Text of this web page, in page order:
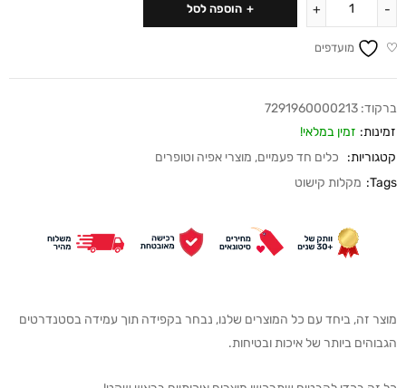
הוספה לסל
מועדפים
ברקוד: 7291960000213
זמינות: זמין במלאי!
קטגוריות:
כלים חד פעמיים, מוצרי אפיה וטופרים
Tags: מקלות קישוט
מוצר זה, ביחד עם כל המוצרים שלנו, נבחר בקפידה תוך עמידה בסטנדרטים
הגבוהים ביותר של איכות ובטיחות.